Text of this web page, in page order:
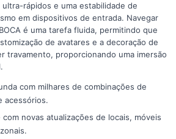
rápidos e uma estabilidade de
em dispositivos de entrada. Navegar
é uma tarefa fluida, permitindo que
de avatares e a decoração de
travamento, proporcionando uma imersão
com milhares de combinações de
acessórios.
novas atualizações de locais, móveis